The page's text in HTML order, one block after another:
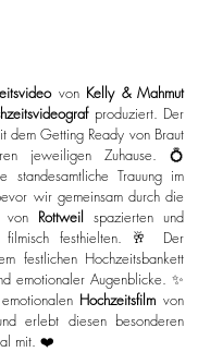
von Kelly & Mahmut
produziert. Der
dem Getting Ready von Braut
jeweiligen Zuhause. 💍
standesamtliche Trauung im
wir gemeinsam durch die
von Rottweil spazierten und
filmisch festhielten. 🥂 Der
festlichen Hochzeitsbankett
emotionaler Augenblicke. ✨
Hochzeitsfilmvon
erlebt diesen besonderen
mit. ❤️